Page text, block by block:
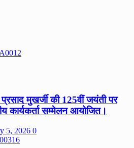
प्रसाद मुखर्जी की 125वीं जयंती पर
कार्यकर्ता सम्मेलन आयोजित।
5, 2026 0